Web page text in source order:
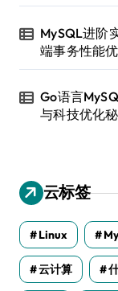
MySQL进阶
端事务性能
Go语言
与科技优化
云标签
Linux
云计算